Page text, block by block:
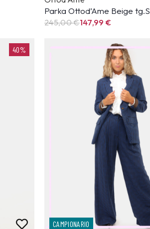
Parka Ottod’Ame Beige tg.S
245,00 €147,99€
40%
CAMPIONARIO